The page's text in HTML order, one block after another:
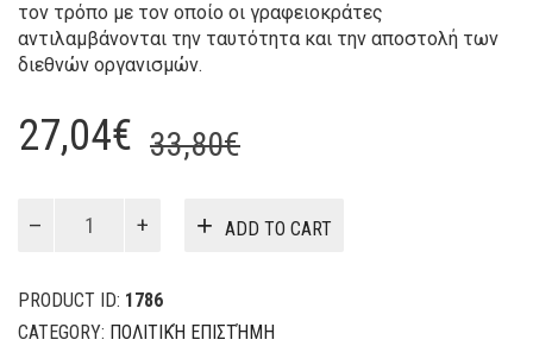
τον τρόπο με τον οποίο οι γραφειοκράτες
αντιλαμβάνονται την ταυτότητα και την αποστολή των
διεθνών οργανισμών.
33,80€Original
was:
27,04€
Current
is:
κόσμο
quantity
ADD TO CART
PRODUCT ID: 1786
CATEGORY: ΠΟΛΙΤΙΚΉ ΕΠΙΣΤΉΜΗ